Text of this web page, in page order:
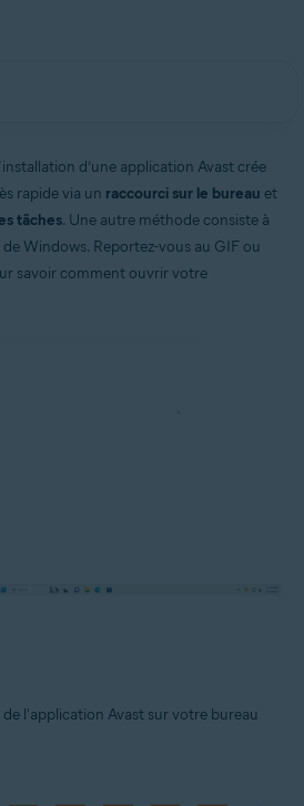
d’une application Avast crée
rapide via un raccourci sur le bureau et
tâches. Une autre méthode consiste à
de Windows. Reportez-vous au GIF ou
savoir comment ouvrir votre
l'application Avast sur votre bureau